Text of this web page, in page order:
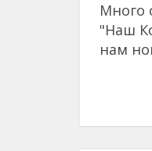
Много
"Наш
нам